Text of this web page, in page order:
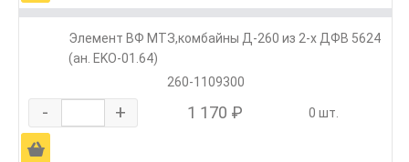
Элемент ВФ МТЗ,комбайны Д-260 из 2-х ДФВ 5624
(ан. EKO-01.64)
260-1109300
- + 1 170 ₽ 0 шт.
Ä